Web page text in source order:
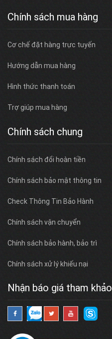
Chính sách mua hàng
Cơ chế đặt hàng trực tuyến
Hướng dẫn mua hàng
Hình thức thanh toán
Trợ giúp mua hàng
Chính sách chung
Chính sách đổi hoàn tiền
Chính sách bảo mật thông tin
Check Thông Tin Bảo Hành
Chính sách vận chuyển
Chính sách bảo hành, bảo trì
Chính sách xử lý khiếu nại
Nhận báo giá tham khảo